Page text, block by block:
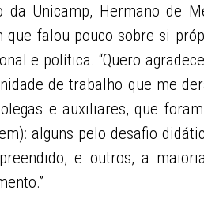
Unicamp, Hermano de
que falou pouco sobre si
e política. “Quero
de trabalho que me
e auxiliares, que
alguns pelo desafio
e outros, a